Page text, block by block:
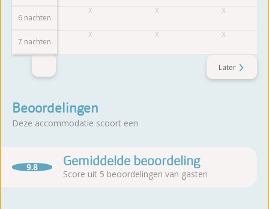
Later
6 nachten
7 nachten
Beoordelingen
Deze accommodatie scoort een
9.8 Gemiddelde beoordeling
Score uit 5 beoordelingen van gasten